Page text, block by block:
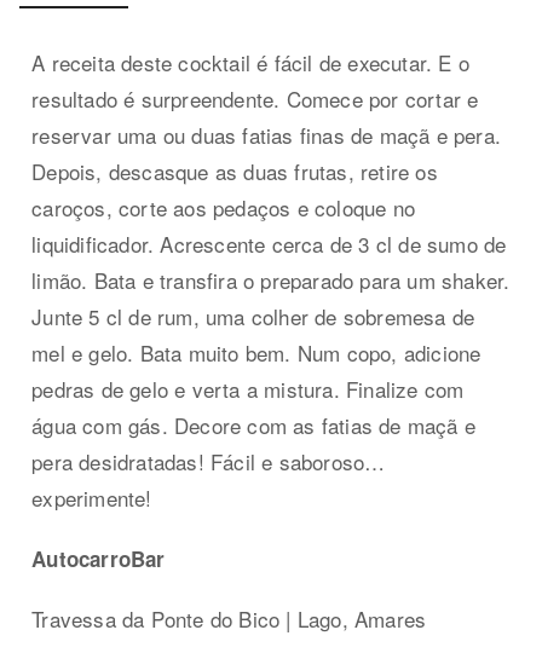
A receita deste cocktail é fácil de executar. E o
resultado é surpreendente. Comece por cortar e
reservar uma ou duas fatias finas de maçã e pera.
Depois, descasque as duas frutas, retire os
caroços, corte aos pedaços e coloque no
liquidificador. Acrescente cerca de 3 cl de sumo de
limão. Bata e transfira o preparado para um shaker.
Junte 5 cl de rum, uma colher de sobremesa de
mel e gelo. Bata muito bem. Num copo, adicione
pedras de gelo e verta a mistura. Finalize com
água com gás. Decore com as fatias de maçã e
pera desidratadas! Fácil e saboroso…
experimente!
AutocarroBar
Travessa da Ponte do Bico | Lago, Amares